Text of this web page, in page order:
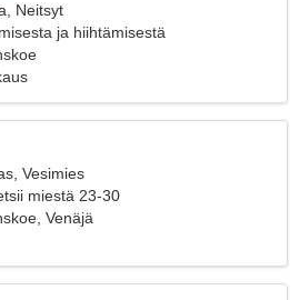
Neitsyt
ja hiihtämisestä
Vesimies
miestä 23-30
Venäjä